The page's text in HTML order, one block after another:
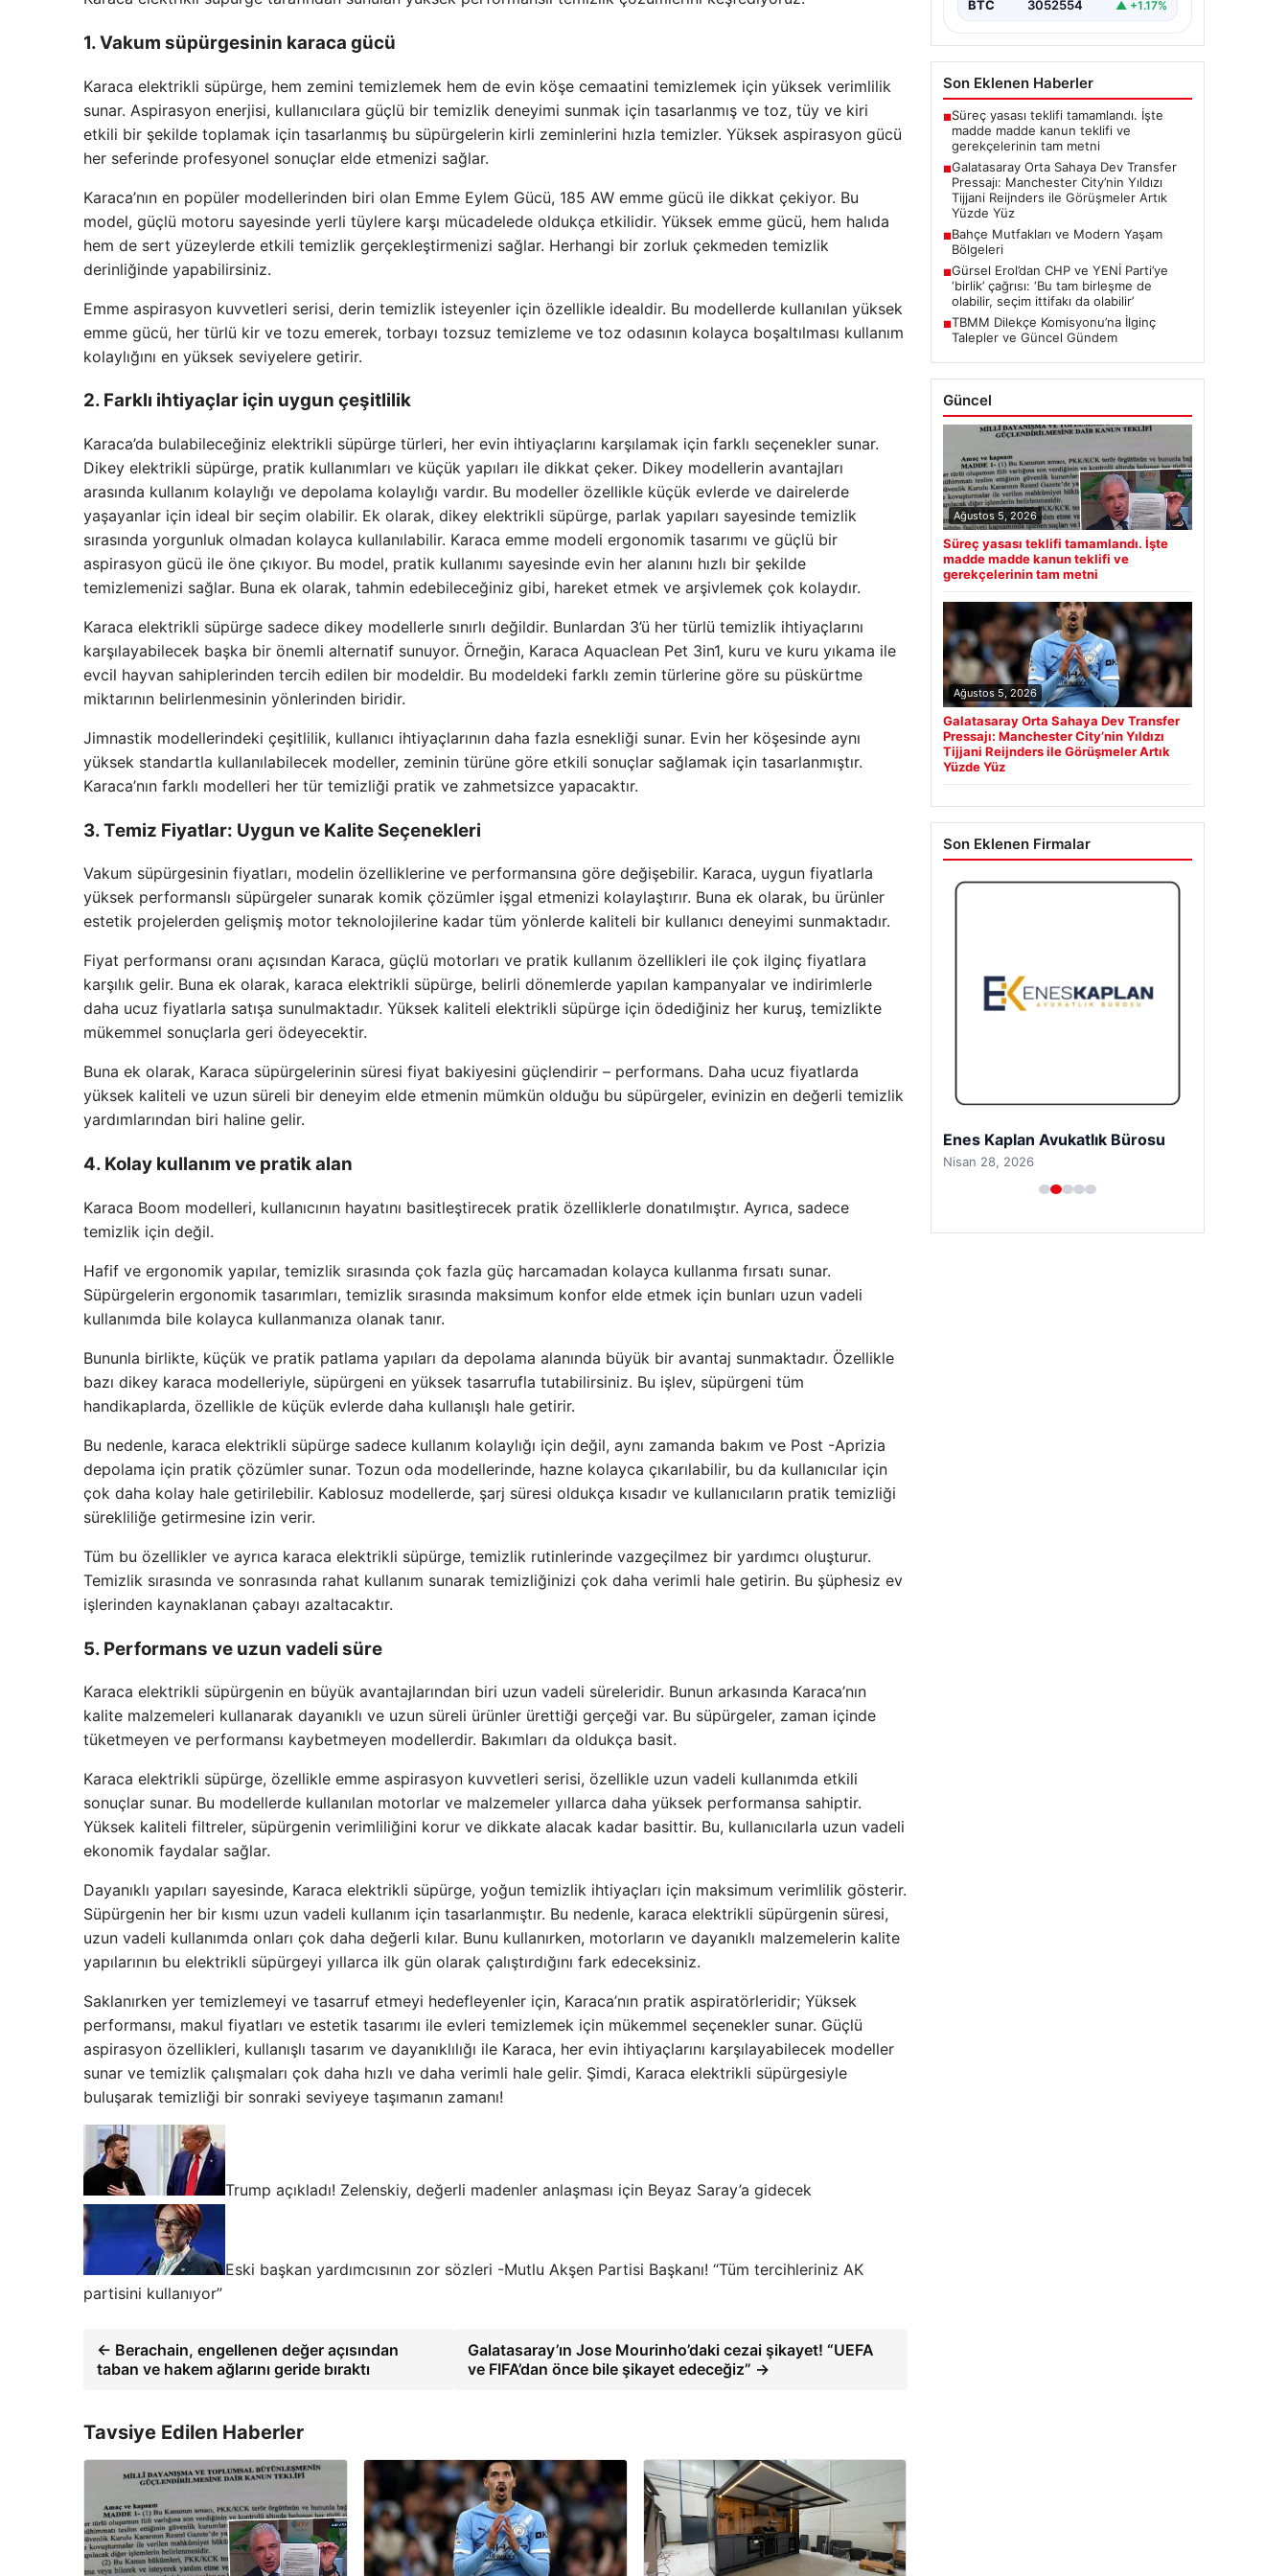
1. Vakum süpürgesinin karaca gücü
Karaca elektrikli süpürge, hem zemini temizlemek hem de evin köşe cemaatini temizlemek için yüksek verimlilik
sunar. Aspirasyon enerjisi, kullanıcılara güçlü bir temizlik deneyimi sunmak için tasarlanmış ve toz, tüy ve kiri
etkili bir şekilde toplamak için tasarlanmış bu süpürgelerin kirli zeminlerini hızla temizler. Yüksek aspirasyon gücü
her seferinde profesyonel sonuçlar elde etmenizi sağlar.
Karaca’nın en popüler modellerinden biri olan Emme Eylem Gücü, 185 AW emme gücü ile dikkat çekiyor. Bu
model, güçlü motoru sayesinde yerli tüylere karşı mücadelede oldukça etkilidir. Yüksek emme gücü, hem halıda
hem de sert yüzeylerde etkili temizlik gerçekleştirmenizi sağlar. Herhangi bir zorluk çekmeden temizlik
derinliğinde yapabilirsiniz.
Emme aspirasyon kuvvetleri serisi, derin temizlik isteyenler için özellikle idealdir. Bu modellerde kullanılan yüksek
emme gücü, her türlü kir ve tozu emerek, torbayı tozsuz temizleme ve toz odasının kolayca boşaltılması kullanım
kolaylığını en yüksek seviyelere getirir.
2. Farklı ihtiyaçlar için uygun çeşitlilik
Karaca’da bulabileceğiniz elektrikli süpürge türleri, her evin ihtiyaçlarını karşılamak için farklı seçenekler sunar.
Dikey elektrikli süpürge, pratik kullanımları ve küçük yapıları ile dikkat çeker. Dikey modellerin avantajları
arasında kullanım kolaylığı ve depolama kolaylığı vardır. Bu modeller özellikle küçük evlerde ve dairelerde
yaşayanlar için ideal bir seçim olabilir. Ek olarak, dikey elektrikli süpürge, parlak yapıları sayesinde temizlik
sırasında yorgunluk olmadan kolayca kullanılabilir. Karaca emme modeli ergonomik tasarımı ve güçlü bir
aspirasyon gücü ile öne çıkıyor. Bu model, pratik kullanımı sayesinde evin her alanını hızlı bir şekilde
temizlemenizi sağlar. Buna ek olarak, tahmin edebileceğiniz gibi, hareket etmek ve arşivlemek çok kolaydır.
Karaca elektrikli süpürge sadece dikey modellerle sınırlı değildir. Bunlardan 3’ü her türlü temizlik ihtiyaçlarını
karşılayabilecek başka bir önemli alternatif sunuyor. Örneğin, Karaca Aquaclean Pet 3in1, kuru ve kuru yıkama ile
evcil hayvan sahiplerinden tercih edilen bir modeldir. Bu modeldeki farklı zemin türlerine göre su püskürtme
miktarının belirlenmesinin yönlerinden biridir.
Jimnastik modellerindeki çeşitlilik, kullanıcı ihtiyaçlarının daha fazla esnekliği sunar. Evin her köşesinde aynı
yüksek standartla kullanılabilecek modeller, zeminin türüne göre etkili sonuçlar sağlamak için tasarlanmıştır.
Karaca’nın farklı modelleri her tür temizliği pratik ve zahmetsizce yapacaktır.
3. Temiz Fiyatlar: Uygun ve Kalite Seçenekleri
Vakum süpürgesinin fiyatları, modelin özelliklerine ve performansına göre değişebilir. Karaca, uygun fiyatlarla
yüksek performanslı süpürgeler sunarak komik çözümler işgal etmenizi kolaylaştırır. Buna ek olarak, bu ürünler
estetik projelerden gelişmiş motor teknolojilerine kadar tüm yönlerde kaliteli bir kullanıcı deneyimi sunmaktadır.
Fiyat performansı oranı açısından Karaca, güçlü motorları ve pratik kullanım özellikleri ile çok ilginç fiyatlara
karşılık gelir. Buna ek olarak, karaca elektrikli süpürge, belirli dönemlerde yapılan kampanyalar ve indirimlerle
daha ucuz fiyatlarla satışa sunulmaktadır. Yüksek kaliteli elektrikli süpürge için ödediğiniz her kuruş, temizlikte
mükemmel sonuçlarla geri ödeyecektir.
Buna ek olarak, Karaca süpürgelerinin süresi fiyat bakiyesini güçlendirir – performans. Daha ucuz fiyatlarda
yüksek kaliteli ve uzun süreli bir deneyim elde etmenin mümkün olduğu bu süpürgeler, evinizin en değerli temizlik
yardımlarından biri haline gelir.
4. Kolay kullanım ve pratik alan
Karaca Boom modelleri, kullanıcının hayatını basitleştirecek pratik özelliklerle donatılmıştır. Ayrıca, sadece
temizlik için değil.
Hafif ve ergonomik yapılar, temizlik sırasında çok fazla güç harcamadan kolayca kullanma fırsatı sunar.
Süpürgelerin ergonomik tasarımları, temizlik sırasında maksimum konfor elde etmek için bunları uzun vadeli
kullanımda bile kolayca kullanmanıza olanak tanır.
Bununla birlikte, küçük ve pratik patlama yapıları da depolama alanında büyük bir avantaj sunmaktadır. Özellikle
bazı dikey karaca modelleriyle, süpürgeni en yüksek tasarrufla tutabilirsiniz. Bu işlev, süpürgeni tüm
handikaplarda, özellikle de küçük evlerde daha kullanışlı hale getirir.
Bu nedenle, karaca elektrikli süpürge sadece kullanım kolaylığı için değil, aynı zamanda bakım ve Post -Aprizia
depolama için pratik çözümler sunar. Tozun oda modellerinde, hazne kolayca çıkarılabilir, bu da kullanıcılar için
çok daha kolay hale getirilebilir. Kablosuz modellerde, şarj süresi oldukça kısadır ve kullanıcıların pratik temizliği
sürekliliğe getirmesine izin verir.
Tüm bu özellikler ve ayrıca karaca elektrikli süpürge, temizlik rutinlerinde vazgeçilmez bir yardımcı oluşturur.
Temizlik sırasında ve sonrasında rahat kullanım sunarak temizliğinizi çok daha verimli hale getirin. Bu şüphesiz ev
işlerinden kaynaklanan çabayı azaltacaktır.
5. Performans ve uzun vadeli süre
Karaca elektrikli süpürgenin en büyük avantajlarından biri uzun vadeli süreleridir. Bunun arkasında Karaca’nın
kalite malzemeleri kullanarak dayanıklı ve uzun süreli ürünler ürettiği gerçeği var. Bu süpürgeler, zaman içinde
tüketmeyen ve performansı kaybetmeyen modellerdir. Bakımları da oldukça basit.
Karaca elektrikli süpürge, özellikle emme aspirasyon kuvvetleri serisi, özellikle uzun vadeli kullanımda etkili
sonuçlar sunar. Bu modellerde kullanılan motorlar ve malzemeler yıllarca daha yüksek performansa sahiptir.
Yüksek kaliteli filtreler, süpürgenin verimliliğini korur ve dikkate alacak kadar basittir. Bu, kullanıcılarla uzun vadeli
ekonomik faydalar sağlar.
Dayanıklı yapıları sayesinde, Karaca elektrikli süpürge, yoğun temizlik ihtiyaçları için maksimum verimlilik gösterir.
Süpürgenin her bir kısmı uzun vadeli kullanım için tasarlanmıştır. Bu nedenle, karaca elektrikli süpürgenin süresi,
uzun vadeli kullanımda onları çok daha değerli kılar. Bunu kullanırken, motorların ve dayanıklı malzemelerin kalite
yapılarının bu elektrikli süpürgeyi yıllarca ilk gün olarak çalıştırdığını fark edeceksiniz.
Saklanırken yer temizlemeyi ve tasarruf etmeyi hedefleyenler için, Karaca’nın pratik aspiratörleridir; Yüksek
performansı, makul fiyatları ve estetik tasarımı ile evleri temizlemek için mükemmel seçenekler sunar. Güçlü
aspirasyon özellikleri, kullanışlı tasarım ve dayanıklılığı ile Karaca, her evin ihtiyaçlarını karşılayabilecek modeller
sunar ve temizlik çalışmaları çok daha hızlı ve daha verimli hale gelir. Şimdi, Karaca elektrikli süpürgesiyle
buluşarak temizliği bir sonraki seviyeye taşımanın zamanı!
Trump açıkladı! Zelenskiy, değerli madenler anlaşması için Beyaz Saray’a gidecek
Eski başkan yardımcısının zor sözleri -Mutlu Akşen Partisi Başkanı! “Tüm tercihleriniz AK
partisini kullanıyor”
← Berachain, engellenen değer açısından
taban ve hakem ağlarını geride bıraktı
Galatasaray’ın Jose Mourinho’daki cezai şikayet! “UEFA
ve FIFA’dan önce bile şikayet edeceğiz” →
Tavsiye Edilen Haberler
bölgesine güçlü bir takviye
BTC 3052554 ▲ +1.17%
Son Eklenen Haberler
■Süreç yasası teklifi tamamlandı. İşte
madde madde kanun teklifi ve
gerekçelerinin tam metni
■Galatasaray Orta Sahaya Dev Transfer
Pressajı: Manchester City’nin Yıldızı
Tijjani Reijnders ile Görüşmeler Artık
Yüzde Yüz
■Bahçe Mutfakları ve Modern Yaşam
Bölgeleri
■Gürsel Erol’dan CHP ve YENİ Parti’ye
‘birlik’ çağrısı: ‘Bu tam birleşme de
olabilir, seçim ittifakı da olabilir’
■TBMM Dilekçe Komisyonu’na İlginç
Talepler ve Güncel Gündem
Güncel
Ağustos 5, 2026
Süreç yasası teklifi tamamlandı. İşte
madde madde kanun teklifi ve
gerekçelerinin tam metni
Ağustos 5, 2026
Galatasaray Orta Sahaya Dev Transfer
Pressajı: Manchester City’nin Yıldızı
Tijjani Reijnders ile Görüşmeler Artık
Yüzde Yüz
Son Eklenen Firmalar
Enes Kaplan Avukatlık Bürosu
Nisan 28, 2026